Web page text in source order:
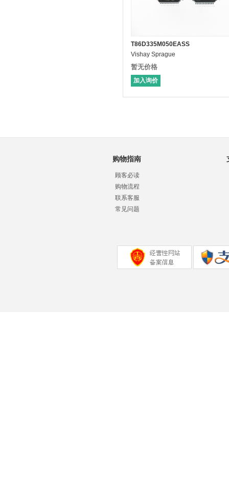
T86D335M050EASS
Vishay Sprague
暂无价格
加入询价
购物指南
顾客必读
购物流程
联系客服
常见问题